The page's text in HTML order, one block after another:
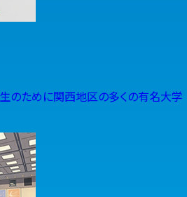
生のために関西地区の多くの有名大学